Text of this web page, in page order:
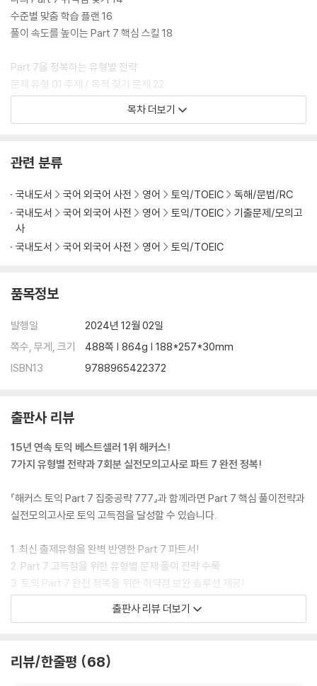
수준별 맞춤 학습 플랜 16
풀이 속도를 높이는 Part 7 핵심 스킬 18
Part 7을 정복하는 유형별 전략
문제 유형 01 주제 / 목적 찾기 문제 22
문제 유형 02 육하원칙 문제 26
문제 유형 03 Not / True 문제 30
문제 유형 06 문장 위치 찾기 문제 42
실력을 완성하는 해설집
TEST 01 해석·해설 82
TEST 02 해석·해설 114
TEST 04 해석·해설 180
TEST 05 해석·해설 214
TEST 06 해석·해설 248
실전처럼 풀어보는 문제집
TEST 02 28
TEST 03 50
TEST 04 72
TEST 06 116
TEST 07 138
목차 더보기
관련 분류
국내도서 국어 외국어 사전 영어 토익/TOEIC
독해/문법/RC
국내도서
국어 외국어 사전 영어 토익/TOEIC
기출문제/모의고
사
국내도서
국어 외국어 사전 영어 토익/TOEIC
품목정보
발행일
2024년 12월 02일
쪽수, 무게, 크기
488쪽 | 864g | 188*257*30mm
ISBN13
9788965422372
출판사 리뷰
15년 연속 토익 베스트셀러 1위 해커스!
7가지 유형별 전략과 7회분 실전모의고사로 파트 7 완전 정복!
『해커스 토익 Part 7 집중공략 777』과 함께라면 Part 7 핵심 풀이전략과
실전모의고사로 토익 고득점을 달성할 수 있습니다.
1. 최신 출제유형을 완벽 반영한 Part 7 파트서!
2. Part 7 고득점을 위한 유형별 문제 풀이 전략 수록
3. 토익 Part 7 완전 정복을 위한 취약점 보완 솔루션 제공!
4. 정답과 오답의 근거를 확실하게 짚어주는 상세한 해설집 수록
1) 토익 Part 7의 7가지 문제 유형별 풀이 전략과 7회분 실전모의고사로
출판사 리뷰 더보기
리뷰/한줄평 68